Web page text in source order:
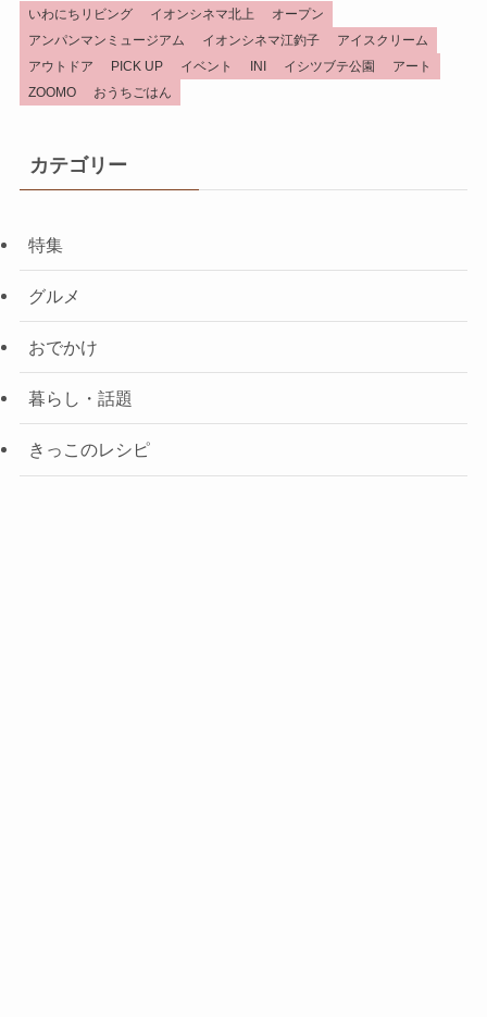
いわにちリビング イオンシネマ北上
オープン
アンパンマンミュージアム
イオンシネマ江釣子
アイスクリーム
アウトドア
PICK UP イベント INI イシツブテ公園
アート
ZOOMO
おうちごはん
カテゴリー
特集
グルメ
おでかけ
暮らし・話題
きっこのレシピ